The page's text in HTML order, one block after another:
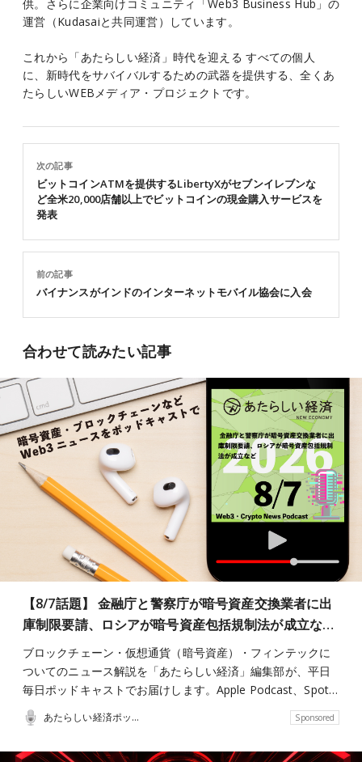
供。さらに企業向けコミュニティ「Web3 Business Hub」の
運営（Kudasaiと共同運営）しています。
これから「あたらしい経済」時代を迎える すべての個人
に、新時代をサバイバルするための武器を提供する、全くあ
たらしいWEBメディア・プロジェクトです。
前の記事
バイナンスがインドのインターネットモバイル協会に入会
次の記事
ビットコインATMを提供するLibertyXがセブンイレブンな
ど全米20,000店舗以上でビットコインの現金購入サービスを
発表
合わせて読みたい記事
【8/7話題】 金融庁と警察庁が暗号資産交換業者に出
庫制限要請、ロシアが暗号資産包括規制法が成立な…
ブロックチェーン・仮想通貨（暗号資産）・フィンテックに
ついてのニュース解説を「あたらしい経済」編集部が、平日
毎日ポッドキャストでお届けします。Apple Podcast、Spot…
あたらしい経済ポッドキャスト Sponsored